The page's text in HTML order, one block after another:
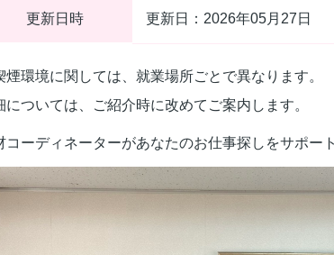
更新日時 更新日：2026年05月27日
環境に関しては、就業場所ごとで異なります。
については、ご紹介時に改めてご案内します。
コーディネーターがあなたのお仕事探しをサポー